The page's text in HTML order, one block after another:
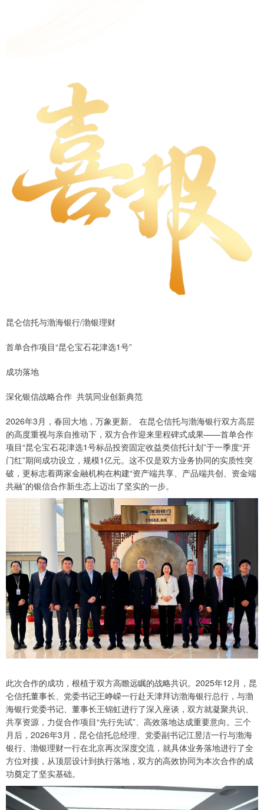
昆仑信托与渤海银行/渤银理财
首单合作项目“昆仑宝石花津选1号”
成功落地
深化银信战略合作 共筑同业创新典范
2026年3月，春回大地，万象更新。 在昆仑信托与渤海银行双方高层
的高度重视与亲自推动下，双方合作迎来里程碑式成果——首单合作
项目“昆仑宝石花津选1号标品投资固定收益类信托计划”于一季度“开
门红”期间成功设立，规模1亿元。这不仅是双方业务协同的实质性突
破，更标志着两家金融机构在构建“资产端共享、产品端共创、资金端
共融”的银信合作新生态上迈出了坚实的一步。
此次合作的成功，根植于双方高瞻远瞩的战略共识。2025年12月，昆
仑信托董事长、党委书记王峥嵘一行赴天津拜访渤海银行总行，与渤
海银行党委书记、董事长王锦虹进行了深入座谈，双方就凝聚共识、
共享资源，力促合作项目“先行先试”、高效落地达成重要意向。三个
月后，2026年3月，昆仑信托总经理、党委副书记江昱洁一行与渤海
银行、渤银理财一行在北京再次深度交流，就具体业务落地进行了全
方位对接，从顶层设计到执行落地，双方的高效协同为本次合作的成
功奠定了坚实基础。